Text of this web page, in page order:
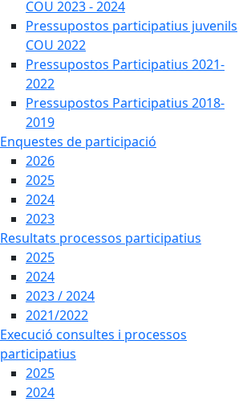
COU 2023 - 2024
Pressupostos participatius juvenils
COU 2022
Pressupostos Participatius 2021-
2022
Pressupostos Participatius 2018-
2019
Enquestes de participació
2026
2025
2024
2023
Resultats processos participatius
2025
2024
2023 / 2024
2021/2022
Execució consultes i processos
participatius
2025
2024